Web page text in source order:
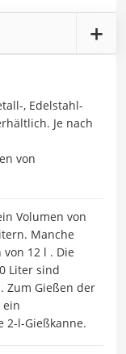
, Edelstahl-
Je nach
von
Volumen von
Manche
12 l . Die
Liter sind
Zum Gießen der
ein
2-l-Gießkanne.